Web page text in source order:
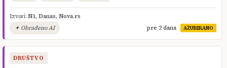
Izvori: N1, Danas, Nova.rs
✦ Obrađeno AI
pre 2 dana AŽURIRANO
DRUŠTVO